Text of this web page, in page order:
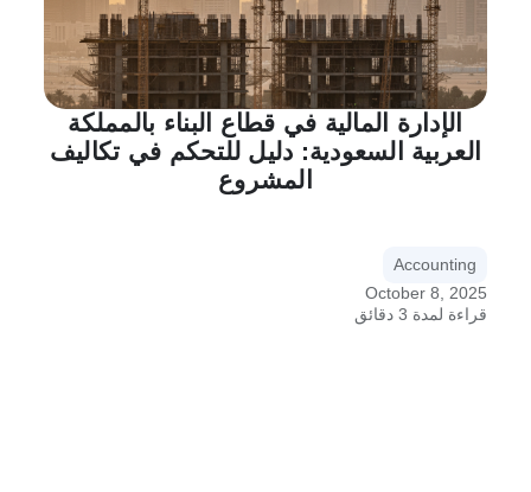
الإدارة المالية في قطاع البناء بالمملكة
العربية السعودية: دليل للتحكم في تكاليف
المشروع
Accounting
October 8, 2025
قراءة لمدة 3 دقائق